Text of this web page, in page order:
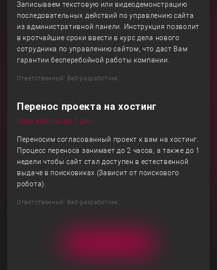
Записываем текстовую или видеодемонстрацию
последовательных действий по управлению сайта
из административной панели. Инструкция позволит
в кротчайшие сроки ввести в курс дела нового
сотрудника по управлению сайтом, что даст Вам
гарантии бесперебойной работы компании.
Ответственный: Веб-разработчик
Перенос проекта на хостинг
Срок работы до 1 дня
Переносим согласованный проект к вам на хостинг.
Процесс переноса занимает до 2 часов, а также до 1
недели чтобы сайт стал доступен в естественной
выдаче в поисковиках (Зависит от поискового
робота).
Ответственный: Веб-разработчик